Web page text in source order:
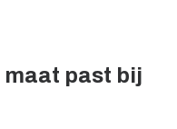
maat past bij